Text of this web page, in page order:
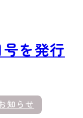
を発行
知らせ